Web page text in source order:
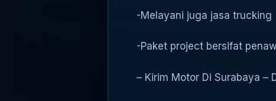
-Melayani juga jasa trucking
-Paket project bersifat
– Kirim Motor Di Surabaya –